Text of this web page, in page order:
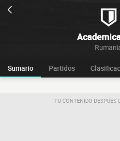
Sumario Partidos
TU CONTENIDO DESPUÉS